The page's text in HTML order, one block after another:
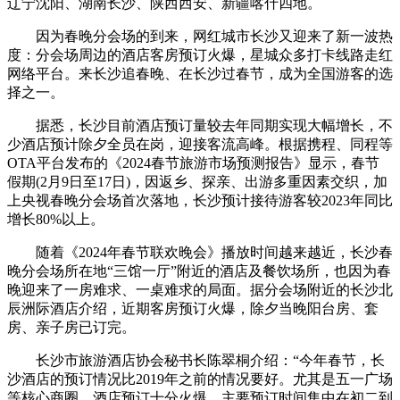
辽宁沈阳、湖南长沙、陕西西安、新疆喀什四地。
因为春晚分会场的到来，网红城市长沙又迎来了新一波热
度：分会场周边的酒店客房预订火爆，星城众多打卡线路走红
网络平台。来长沙追春晚、在长沙过春节，成为全国游客的选
择之一。
据悉，长沙目前酒店预订量较去年同期实现大幅增长，不
少酒店预计除夕全员在岗，迎接客流高峰。根据携程、同程等
OTA平台发布的《2024春节旅游市场预测报告》显示，春节
假期(2月9日至17日)，因返乡、探亲、出游多重因素交织，加
上央视春晚分会场首次落地，长沙预计接待游客较2023年同比
增长80%以上。
随着《2024年春节联欢晚会》播放时间越来越近，长沙春
晚分会场所在地“三馆一厅”附近的酒店及餐饮场所，也因为春
晚迎来了一房难求、一桌难求的局面。据分会场附近的长沙北
辰洲际酒店介绍，近期客房预订火爆，除夕当晚阳台房、套
房、亲子房已订完。
长沙市旅游酒店协会秘书长陈翠桐介绍：“今年春节，长
沙酒店的预订情况比2019年之前的情况要好。尤其是五一广场